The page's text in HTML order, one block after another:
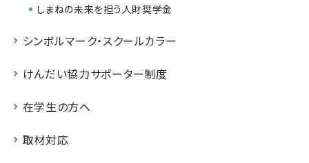
しまねの未来を担う人財奨学金
シンボルマーク・スクールカラー
けんだい協力サポーター制度
在学生の方へ
取材対応